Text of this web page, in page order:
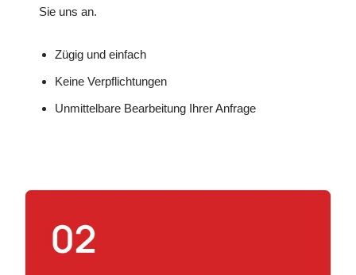
Sie uns an.
Zügig und einfach
Keine Verpflichtungen
Unmittelbare Bearbeitung Ihrer Anfrage